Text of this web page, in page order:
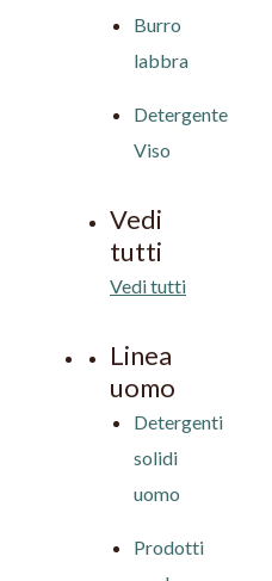
Burro
labbra
Detergente
Viso
Vedi
tutti
Vedi tutti
Linea
uomo
Detergenti
solidi
uomo
Prodotti